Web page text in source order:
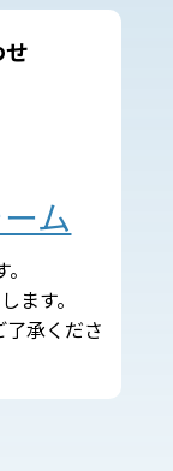
ム
ます。
了承くださ